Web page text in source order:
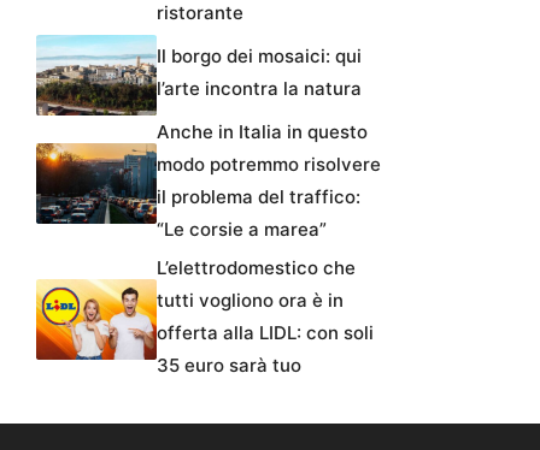
ristorante
Il borgo dei mosaici: qui
l’arte incontra la natura
Anche in Italia in questo
modo potremmo risolvere
il problema del traffico:
“Le corsie a marea”
L’elettrodomestico che
tutti vogliono ora è in
offerta alla LIDL: con soli
35 euro sarà tuo